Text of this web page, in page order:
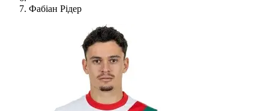
Фабіан Рідер